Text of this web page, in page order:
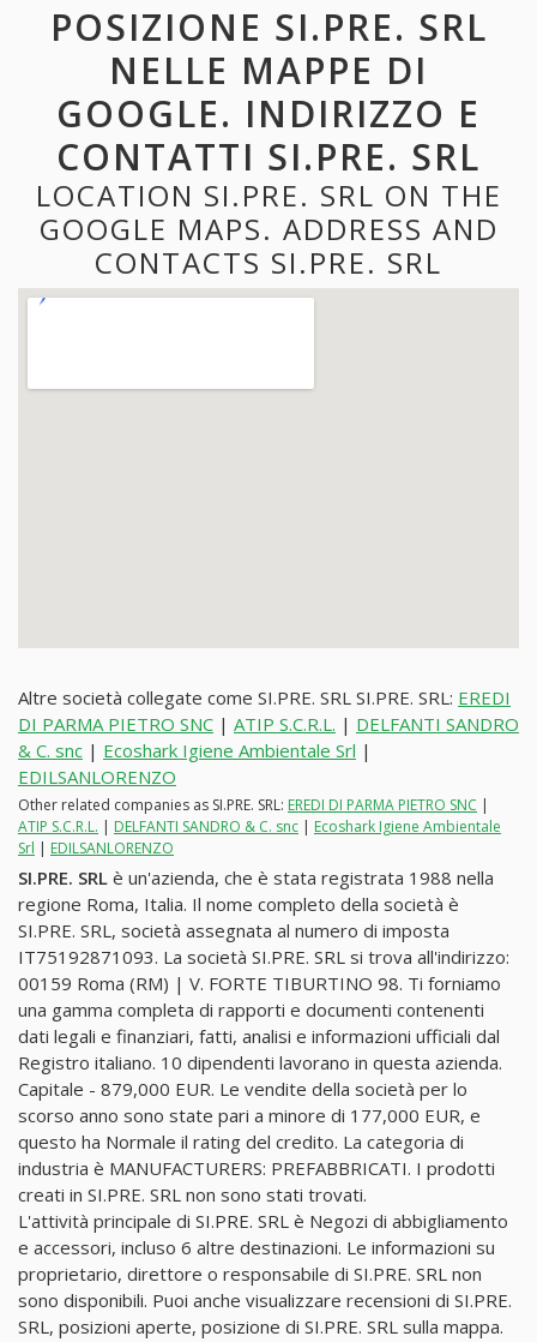
POSIZIONE SI.PRE. SRL
NELLE MAPPE DI
GOOGLE. INDIRIZZO E
CONTATTI SI.PRE. SRL
LOCATION SI.PRE. SRL ON THE
GOOGLE MAPS. ADDRESS AND
CONTACTS SI.PRE. SRL
Altre società collegate come SI.PRE. SRL SI.PRE. SRL: EREDI
DI PARMA PIETRO SNC | ATIP S.C.R.L. | DELFANTI SANDRO
& C. snc | Ecoshark Igiene Ambientale Srl |
EDILSANLORENZO
Other related companies as SI.PRE. SRL: EREDI DI PARMA PIETRO SNC |
ATIP S.C.R.L. | DELFANTI SANDRO & C. snc | Ecoshark Igiene Ambientale
Srl | EDILSANLORENZO
SI.PRE. SRL è un'azienda, che è stata registrata 1988 nella
regione Roma, Italia. Il nome completo della società è
SI.PRE. SRL, società assegnata al numero di imposta
IT75192871093. La società SI.PRE. SRL si trova all'indirizzo:
00159 Roma (RM) | V. FORTE TIBURTINO 98. Ti forniamo
una gamma completa di rapporti e documenti contenenti
dati legali e finanziari, fatti, analisi e informazioni ufficiali dal
Registro italiano. 10 dipendenti lavorano in questa azienda.
Capitale - 879,000 EUR. Le vendite della società per lo
scorso anno sono state pari a minore di 177,000 EUR, e
questo ha Normale il rating del credito. La categoria di
industria è MANUFACTURERS: PREFABBRICATI. I prodotti
creati in SI.PRE. SRL non sono stati trovati.
L'attività principale di SI.PRE. SRL è Negozi di abbigliamento
e accessori, incluso 6 altre destinazioni. Le informazioni su
proprietario, direttore o responsabile di SI.PRE. SRL non
sono disponibili. Puoi anche visualizzare recensioni di SI.PRE.
SRL, posizioni aperte, posizione di SI.PRE. SRL sulla mappa.